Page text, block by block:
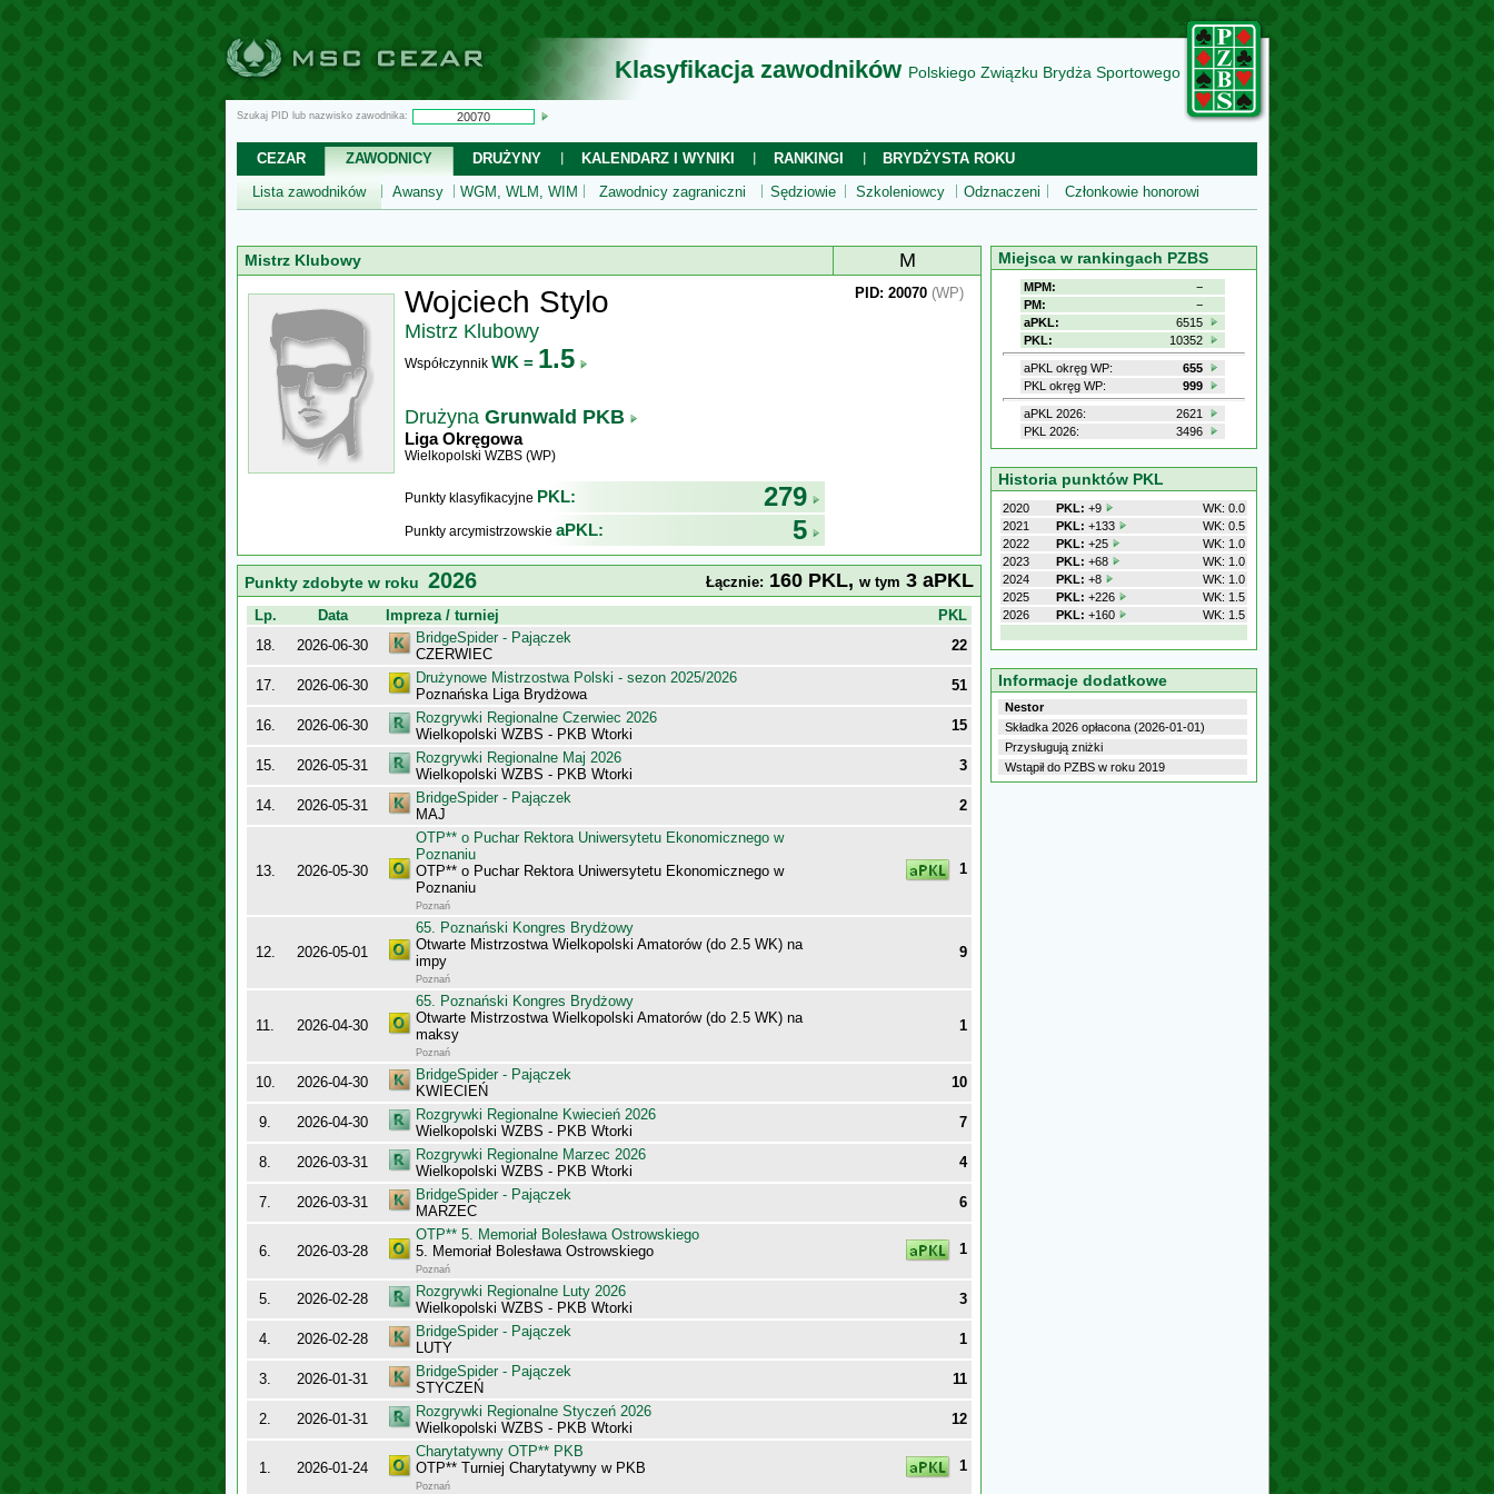
Klasyfikacja zawodników Polskiego Związku Brydża Sportowego
Szukaj PID lub nazwisko zawodnika:
CEZAR ZAWODNICY DRUŻYNY KALENDARZ I WYNIKI RANKINGI
BRYDŻYSTA ROKU
Lista zawodników
Awansy WGM, WLM, WIM Zawodnicy zagraniczni Sędziowie Szkoleniowcy Odznaczeni Członkowie honorowi
Mistrz Klubowy M
Wojciech Stylo
Mistrz Klubowy
Współczynnik WK = 1.5
Drużyna Grunwald PKB
Liga Okręgowa
Wielkopolski WZBS (WP)
Punkty klasyfikacyjne PKL: 279
Punkty arcymistrzowskie aPKL: 5
PID: 20070 (WP)
Punkty zdobyte w roku 2026 Łącznie: 160 PKL, w tym 3 aPKL
Lp. Data Impreza / turniej
PKL
18.
2026-06-30
BridgeSpider - Pajączek
CZERWIEC
22
17. 2026-06-30
Drużynowe Mistrzostwa Polski - sezon 2025/2026
Poznańska Liga Brydżowa
51
16. 2026-06-30
Rozgrywki Regionalne Czerwiec 2026
Wielkopolski WZBS - PKB Wtorki
15
15. 2026-05-31
Rozgrywki Regionalne Maj 2026
Wielkopolski WZBS - PKB Wtorki
3
14. 2026-05-31
BridgeSpider - Pajączek
MAJ
2
13. 2026-05-30
OTP** o Puchar Rektora Uniwersytetu Ekonomicznego w
Poznaniu
OTP** o Puchar Rektora Uniwersytetu Ekonomicznego w
Poznaniu
Poznań
1
12. 2026-05-01
65. Poznański Kongres Brydżowy
Otwarte Mistrzostwa Wielkopolski Amatorów (do 2.5 WK) na
impy
Poznań
9
11. 2026-04-30
65. Poznański Kongres Brydżowy
Otwarte Mistrzostwa Wielkopolski Amatorów (do 2.5 WK) na
maksy
Poznań
1
10. 2026-04-30
BridgeSpider - Pajączek
KWIECIEŃ
10
9. 2026-04-30
Rozgrywki Regionalne Kwiecień 2026
Wielkopolski WZBS - PKB Wtorki
7
8. 2026-03-31
Rozgrywki Regionalne Marzec 2026
Wielkopolski WZBS - PKB Wtorki
4
7. 2026-03-31
BridgeSpider - Pajączek
MARZEC
6
6. 2026-03-28
OTP** 5. Memoriał Bolesława Ostrowskiego
5. Memoriał Bolesława Ostrowskiego
Poznań
1
5. 2026-02-28
Rozgrywki Regionalne Luty 2026
Wielkopolski WZBS - PKB Wtorki
3
4. 2026-02-28
BridgeSpider - Pajączek
LUTY
1
3. 2026-01-31
BridgeSpider - Pajączek
STYCZEŃ
11
2. 2026-01-31
Rozgrywki Regionalne Styczeń 2026
Wielkopolski WZBS - PKB Wtorki
12
1. 2026-01-24
Charytatywny OTP** PKB
OTP** Turniej Charytatywny w PKB
Poznań
1
Miejsca w rankingach PZBS
MPM:
−
PM:
−
aPKL:
6515
PKL:
10352
aPKL okręg WP:
655
PKL okręg WP:
999
aPKL 2026:
2621
PKL 2026:
3496
Historia punktów PKL
2020 PKL: +9
WK: 0.0
2021
PKL: +133
WK: 0.5
2022
PKL: +25
WK: 1.0
2023
PKL: +68
WK: 1.0
2024
PKL: +8
WK: 1.0
2025
PKL: +226
WK: 1.5
2026
PKL: +160 WK: 1.5
Informacje dodatkowe
Nestor
Składka 2026 opłacona (2026-01-01)
Przysługują zniżki
Wstąpił do PZBS w roku 2019